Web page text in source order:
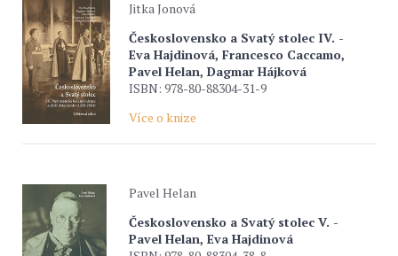
Jitka Jonová
Československo a Svatý stolec IV. -
Eva Hajdinová, Francesco Caccamo,
Pavel Helan, Dagmar Hájková
ISBN: 978-80-88304-31-9
Více o knize
Pavel Helan
Československo a Svatý stolec V. -
Pavel Helan, Eva Hajdinová